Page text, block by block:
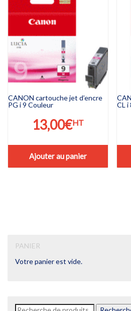
CANON cartouche jet d’encre
PG i 9 Couleur
13,00€HT
Ajouter au panier
CL i
PANIER
Votre panier est vide.
Recherche